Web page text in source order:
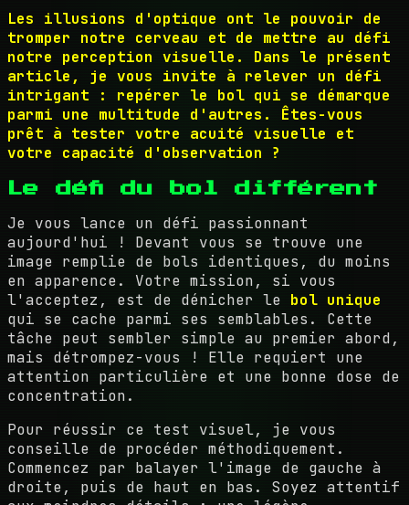
Les illusions d'optique ont le pouvoir de
tromper notre cerveau et de mettre au défi
notre perception visuelle. Dans le présent
article, je vous invite à relever un défi
intrigant : repérer le bol qui se démarque
parmi une multitude d'autres. Êtes-vous
prêt à tester votre acuité visuelle et
votre capacité d'observation ?
Le défi du bol différent
Je vous lance un défi passionnant
aujourd'hui ! Devant vous se trouve une
image remplie de bols identiques, du moins
en apparence. Votre mission, si vous
l'acceptez, est de dénicher le bol unique
qui se cache parmi ses semblables. Cette
tâche peut sembler simple au premier abord,
mais détrompez-vous ! Elle requiert une
attention particulière et une bonne dose de
concentration.
Pour réussir ce test visuel, je vous
conseille de procéder méthodiquement.
Commencez par balayer l'image de gauche à
droite, puis de haut en bas. Soyez attentif